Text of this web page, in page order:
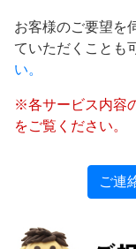
お客様のご要望を
ていただくことも
い。
※各サービス内容
をご覧ください。
ご連